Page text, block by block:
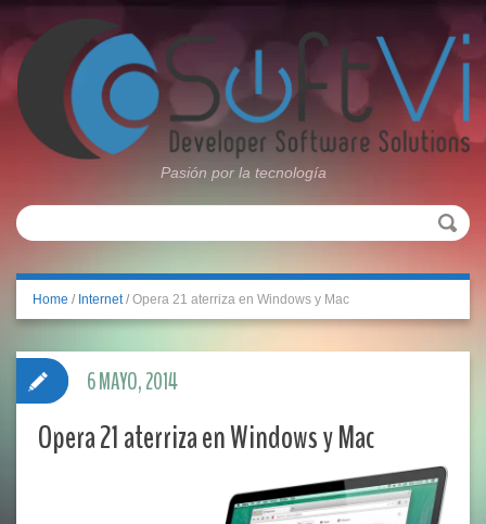
Pasión por la tecnología
Home / Internet / Opera 21 aterriza en Windows y Mac
Opera 21 aterriza en Windows y Mac
6 MAYO, 2014